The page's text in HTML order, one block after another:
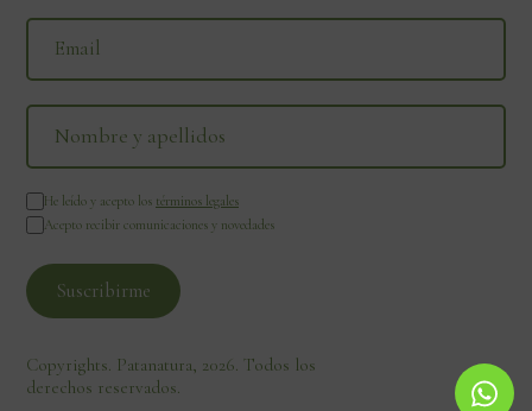
He leído y acepto los términos legales
Acepto recibir comunicaciones y novedades
Copyrights. Patanatura, 2026. Todos los
derechos reservados.